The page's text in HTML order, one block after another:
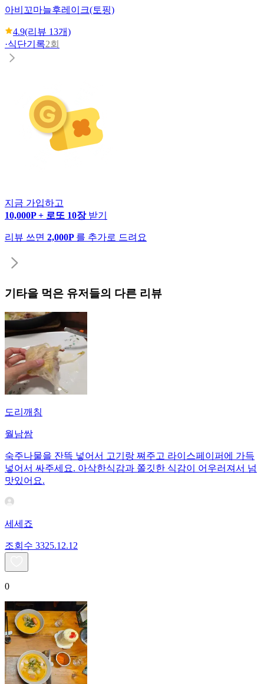
아비꼬마늘후레이크(토핑)
4.9(리뷰 13개)
·식단기록2회
지금 가입하고
10,000P + 로또 10장 받기
리뷰 쓰면 2,000P 를 추가로 드려요
기타을 먹은 유저들의 다른 리뷰
도리깨침
월남쌈
숙주나물을 잔뜩 넣어서 고기랑 쪄주고 라이스페이퍼에 가득
넣어서 싸주세요. 아삭한식감과 쫄깃한 식감이 어우러져서 넘
맛있어요.
세세죠
조회수 3325.12.12
0